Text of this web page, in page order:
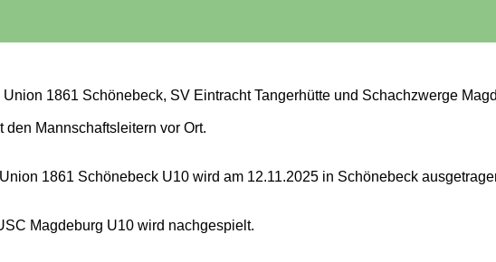
1861 Schönebeck, SV Eintracht Tangerhütte und Schachzwerge
Mannschaftsleitern vor Ort.
1861 Schönebeck U10 wird am 12.11.2025 in Schönebeck
Magdeburg U10 wird nachgespielt.